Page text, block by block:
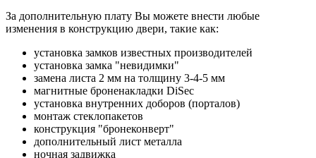
За дополнительную плату Вы можете внести любые
изменения в конструкцию двери, такие как:
установка замков известных производителей
установка замка "невидимки"
замена листа 2 мм на толщину 3-4-5 мм
магнитные броненакладки DiSec
установка внутренних доборов (порталов)
монтаж стеклопакетов
конструкция "бронеконверт"
дополнительный лист металла
ночная задвижка